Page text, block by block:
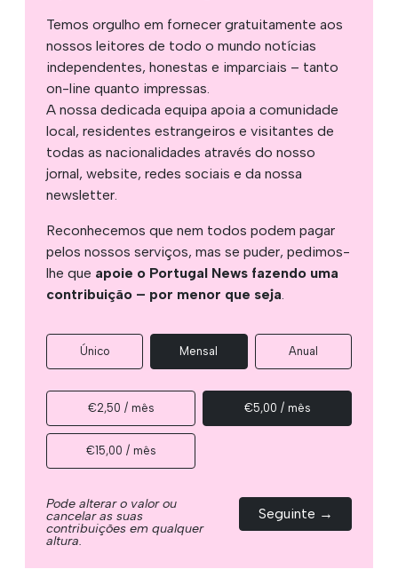
Temos orgulho em fornecer gratuitamente aos
nossos leitores de todo o mundo notícias
independentes, honestas e imparciais – tanto
on-line quanto impressas.
A nossa dedicada equipa apoia a comunidade
local, residentes estrangeiros e visitantes de
todas as nacionalidades através do nosso
jornal, website, redes sociais e da nossa
newsletter.
Reconhecemos que nem todos podem pagar
pelos nossos serviços, mas se puder, pedimos-
lhe que apoie o Portugal News fazendo uma
contribuição – por menor que seja.
Único Mensal Anual
€2,50 / mês €5,00 / mês
€15,00 / mês
Pode alterar o valor ou
cancelar as suas
contribuições em qualquer
altura.
Seguinte →